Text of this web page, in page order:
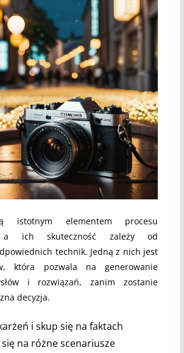
istotnym elementem procesu
a ich skuteczność zależy od
technik. Jedną z nich jest
która pozwala na generowanie
i rozwiązań, zanim zostanie
decyzja.
i skup się na faktach
na różne scenariusze